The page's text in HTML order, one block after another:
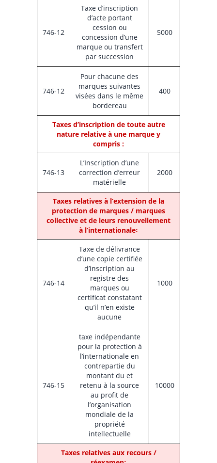
746-12
Taxe d’inscription
d’acte portant
cession ou
concession d’une
marque ou transfert
par succession
5000
746-12
Pour chacune des
marques suivantes
visées dans le même
bordereau
400
Taxes d’inscription de toute autre
nature relative à une marque y
compris :
746-13
L’Inscription d’une
correction d’erreur
matérielle
2000
Taxes relatives à l’extension de la
protection de marques / marques
collective et de leurs renouvellement
à l’internationale꞉
746-14
Taxe de délivrance
d’une copie certifiée
d’inscription au
registre des
marques ou
certificat constatant
qu’il n’en existe
aucune
1000
746-15
taxe indépendante
pour la protection à
l’internationale en
contrepartie du
montant du et
retenu à la source
au profit de
l’organisation
mondiale de la
propriété
intellectuelle
10000
Taxes relatives aux recours /